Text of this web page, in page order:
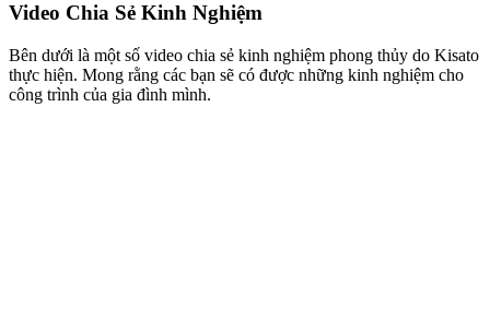
Video Chia Sẻ Kinh Nghiệm
Bên dưới là một số video chia sẻ kinh nghiệm phong thủy do Kisato
thực hiện. Mong rằng các bạn sẽ có được những kinh nghiệm cho
công trình của gia đình mình.